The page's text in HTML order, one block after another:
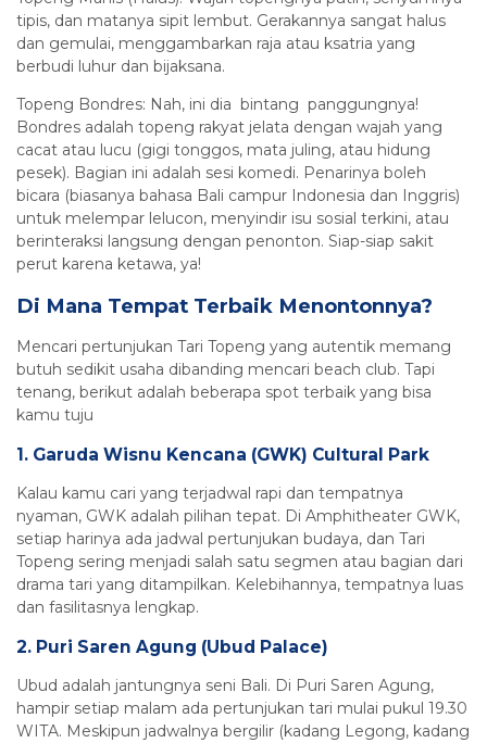
tipis, dan matanya sipit lembut. Gerakannya sangat halus
dan gemulai, menggambarkan raja atau ksatria yang
berbudi luhur dan bijaksana.
Topeng Bondres: Nah, ini dia bintang panggungnya!
Bondres adalah topeng rakyat jelata dengan wajah yang
cacat atau lucu (gigi tonggos, mata juling, atau hidung
pesek). Bagian ini adalah sesi komedi. Penarinya boleh
bicara (biasanya bahasa Bali campur Indonesia dan Inggris)
untuk melempar lelucon, menyindir isu sosial terkini, atau
berinteraksi langsung dengan penonton. Siap-siap sakit
perut karena ketawa, ya!
Di Mana Tempat Terbaik Menontonnya?
Mencari pertunjukan Tari Topeng yang autentik memang
butuh sedikit usaha dibanding mencari beach club. Tapi
tenang, berikut adalah beberapa spot terbaik yang bisa
kamu tuju
1. Garuda Wisnu Kencana (GWK) Cultural Park
Kalau kamu cari yang terjadwal rapi dan tempatnya
nyaman, GWK adalah pilihan tepat. Di Amphitheater GWK,
setiap harinya ada jadwal pertunjukan budaya, dan Tari
Topeng sering menjadi salah satu segmen atau bagian dari
drama tari yang ditampilkan. Kelebihannya, tempatnya luas
dan fasilitasnya lengkap.
2. Puri Saren Agung (Ubud Palace)
Ubud adalah jantungnya seni Bali. Di Puri Saren Agung,
hampir setiap malam ada pertunjukan tari mulai pukul 19.30
WITA. Meskipun jadwalnya bergilir (kadang Legong, kadang